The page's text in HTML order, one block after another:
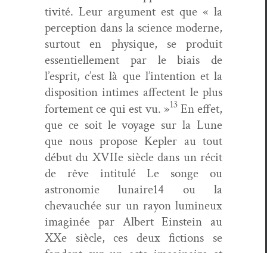
tiv­ité. Leur argu­ment est que « la
per­cep­tion dans la sci­ence mod­erne,
surtout en physique, se pro­duit
essen­tielle­ment par le biais de
l’esprit, c’est là que l’intention et la
dis­po­si­tion intimes affectent le plus
forte­ment ce qui est vu. »13 En effet,
que ce soit le voy­age sur la Lune
que nous pro­pose Kepler au tout
début du XVI­Ie siè­cle dans un réc­it
de rêve inti­t­ulé
Le songe ou
astronomie lunaire14
ou la
chevauchée sur un ray­on lumineux
imag­inée par Albert Ein­stein au
XXe siè­cle, ces deux fic­tions se